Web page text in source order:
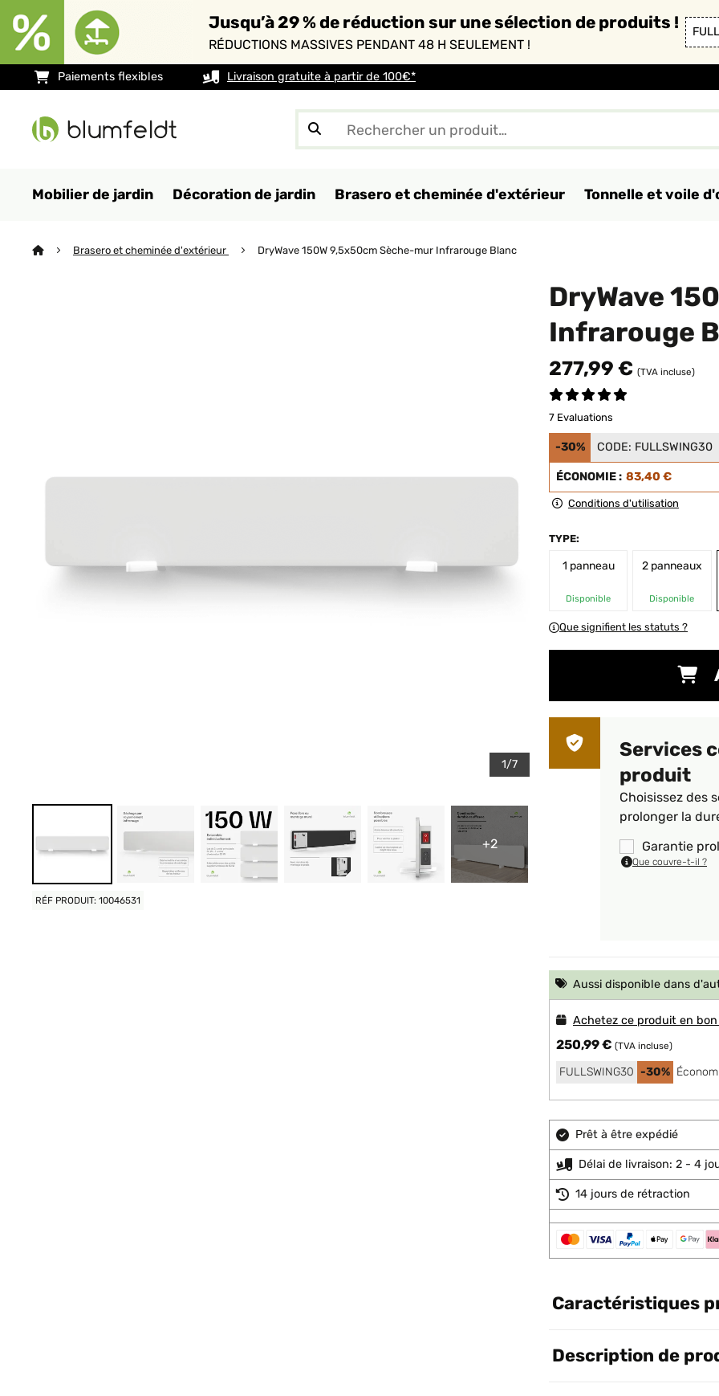
Jusqu’à 29 % de réduction sur une sélection de produits !
RÉDUCTIONS MASSIVES PENDANT 48 H SEULEMENT !
Paiements flexibles Livraison gratuite à partir de 100€*
Mobilier de jardin Décoration de jardin Brasero et cheminée d'extérieur Tonnelle et voile
Brasero et cheminée d'extérieur DryWave 150W 9,5x50cm Sèche-mur Infrarouge Blanc
1/7
+2
RÉF PRODUIT: 10046531
DryWave
Infrarouge
277,99 € (TVA incluse)
7 Evaluations
-30% CODE: FULLSWING30
ÉCONOMIE : 83,40 €
Conditions d'utilisation
TYPE:
1 panneau
Disponible
2 panneaux
Disponible
Que signifient les statuts ?
Services
produit
Choisissez des
prolonger la
Garantie
Que couvre-t-il ?
Aussi disponible dans
Achetez ce produit en
250,99 € (TVA incluse)
FULLSWING30 -30%
Prêt à être expédié
Délai de livraison: 2 - 4
14 jours de rétraction
Caractéristiques
Description de